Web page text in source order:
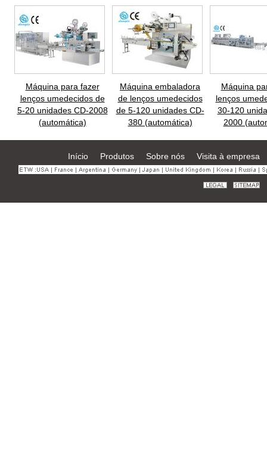
Máquina para fazer
lenços umedecidos de
5-20 unidades CD-2008
(automática)
Máquina embaladora
de lenços umedecidos
de 5-120 unidades CD-
380 (automática)
Máquina
lenços
30-120
2000
Início Produtos Sobre nós Visita à empresa